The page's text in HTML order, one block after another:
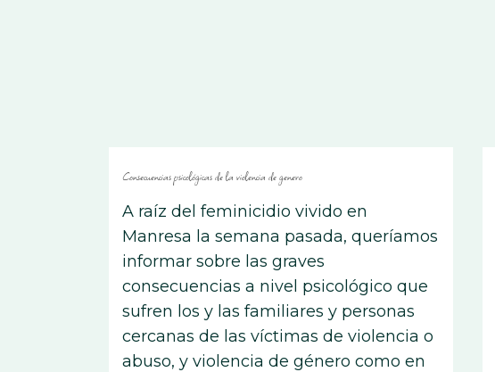
Consecuencias psicológicas de la violencia de genero
A raíz del feminicidio vivido en
Manresa la semana pasada, queríamos
informar sobre las graves
consecuencias a nivel psicológico que
sufren los y las familiares y personas
cercanas de las víctimas de violencia o
abuso, y violencia de género como en